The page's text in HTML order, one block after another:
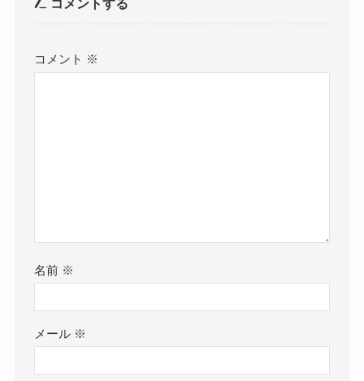
コメント ※
名前 ※
メール ※